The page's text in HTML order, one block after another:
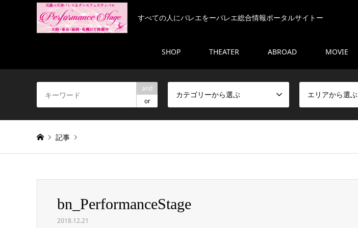
すべての人にバレエをーバレエ総合情報ポータルサイトー
SHOP THEATER ABROAD MOVIE
and
or
カテゴリーから選ぶ エリアから選ぶ
記事
bn_PerformanceStage
bn_PerformanceStage
2018.12.21